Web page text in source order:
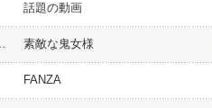
話題の動画
素敵な鬼女様
FANZA